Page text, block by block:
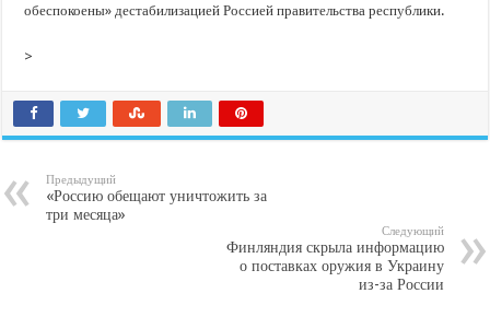
обеспокоены» дестабилизацией Россией правительства республики.
>
Предыдущий
«Россию обещают уничтожить за
три месяца»
Следующий
Финляндия скрыла информацию
о поставках оружия в Украину
из-за России